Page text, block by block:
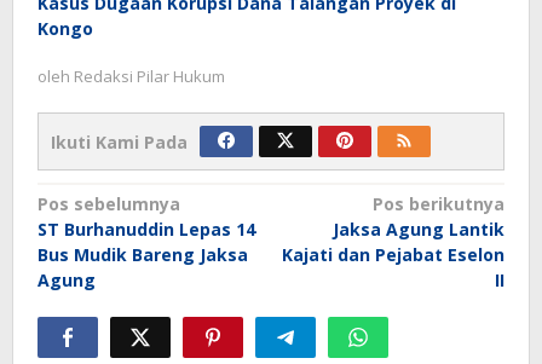
Kongo
oleh Redaksi Pilar Hukum
Ikuti Kami Pada
Navigasi
pos
Pos sebelumnya
ST Burhanuddin Lepas 14
Bus Mudik Bareng Jaksa
Agung
Pos berikutnya
Jaksa Agung Lantik
Kajati dan Pejabat Eselon
II